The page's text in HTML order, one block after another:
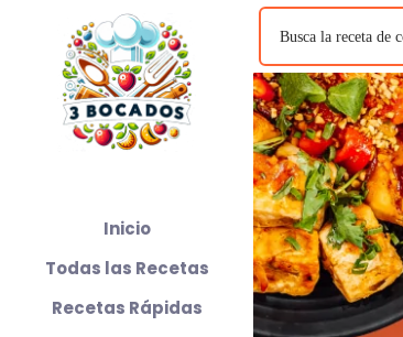
Inicio
Todas las Recetas
Recetas Rápidas